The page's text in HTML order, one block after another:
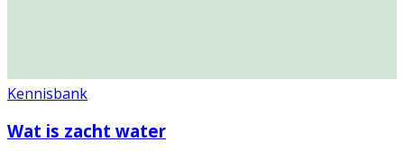
Kennisbank
Wat is zacht water